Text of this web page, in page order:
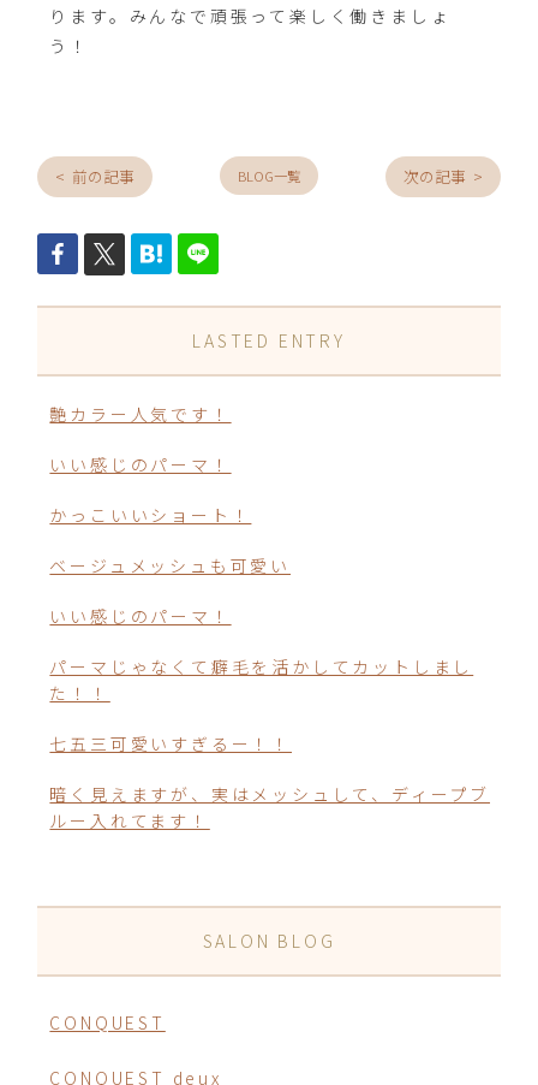
ります。みんなで頑張って楽しく働きましょ
う！
< 前の記事 BLOG一覧 次の記事 >
LASTED ENTRY
艶カラー人気です！
いい感じのパーマ！
かっこいいショート！
ベージュメッシュも可愛い
いい感じのパーマ！
パーマじゃなくて癖毛を活かしてカットしまし
た！！
七五三可愛いすぎるー！！
暗く見えますが、実はメッシュして、ディープブ
ルー入れてます！
SALON BLOG
CONQUEST
CONQUEST deux